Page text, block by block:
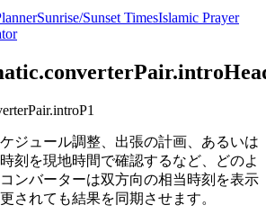
Sunrise/Sunset TimesIslamic Prayer
ジュール調整、出張の計画、あるいは
刻を現地時間で確認するなど、どのよ
ンバーターは双方向の相当時刻を表示
されても結果を同期させます。